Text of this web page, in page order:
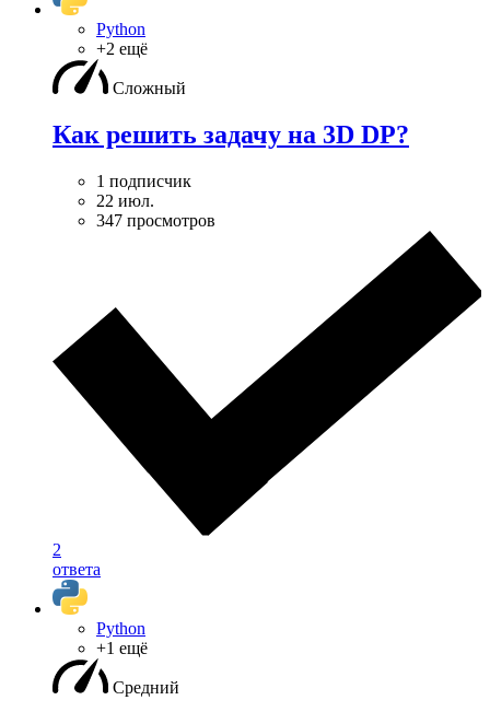
Python
+2 ещё
Сложный
Как решить задачу на 3D DP?
1 подписчик
22 июл.
347 просмотров
2
ответа
Python
+1 ещё
Средний